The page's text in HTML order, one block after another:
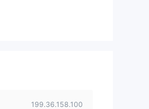
199.36.158.100